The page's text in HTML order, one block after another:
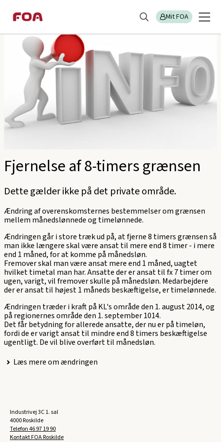
til
hovedindhold
til
hovedmenu
Søg Mit FOA
Sektions
menu
FOA Roskilde
Fjernelse af 8-timers grænsen
Dette gælder ikke på det private område.
Ændring af overenskomsternes bestemmelser om grænsen
mellem månedslønnede og timelønnede.
Ændringen går i store træk ud på, at fjerne 8 timers grænsen så
man ikke længere skal være ansat til mere end 8 timer - i mere
end 1 måned, for at komme på månedsløn.
Fremover skal man være ansat mere end 1 måned, uagtet
hvilket timetal man har. Ansatte der er ansat til fx 7 timer om
ugen, varigt, vil fremover skulle på månedsløn. Medarbejdere
der er ansat til højest 1 måneds beskæftigelse, er timelønnede.
Ændringen træder i kraft på KL's område den 1. august 2014, og
på regionernes område den 1. september 1014.
Det får betydning for allerede ansatte, der nu er på timeløn,
fordi de er varigt ansat til mindre end 8 timers beskæftigelse
ugentligt. De vil blive overført til månedsløn.
Læs mere om ændringen
Industrivej 3C 1. sal
4000 Roskilde
Telefon46 97 19 90
Kontakt FOA Roskilde